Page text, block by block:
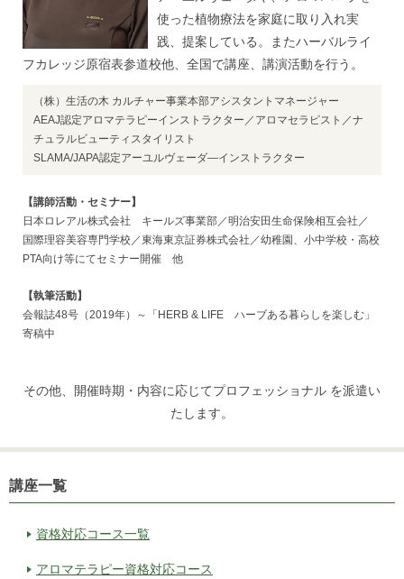
使った植物療法を家庭に取り入れ実
践、提案している。またハーバルライ
フカレッジ原宿表参道校他、全国で講座、講演活動を行う。
（株）生活の木 カルチャー事業本部アシスタントマネージャー
AEAJ認定アロマテラピーインストラクター／アロマセラピスト／ナ
チュラルビューティスタイリスト
SLAMA/JAPA認定アーユルヴェーダ―インストラクター
【講師活動・セミナー】
日本ロレアル株式会社 キールズ事業部／明治安田生命保険相互会社／
国際理容美容専門学校／東海東京証券株式会社／幼稚園、小中学校・高校
PTA向け等にてセミナー開催 他
【執筆活動】
会報誌48号（2019年）～「HERB & LIFE ハーブある暮らしを楽しむ」
寄稿中
その他、開催時期・内容に応じてプロフェッショナル を派遣い
たします。
講座一覧
資格対応コース一覧
アロマテラピー資格対応コース